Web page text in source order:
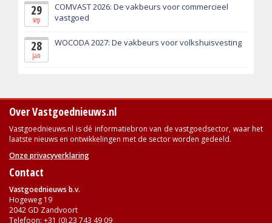
29
sep
COMVAST 2026: De vakbeurs voor commercieel
vastgoed
28
jan
WOCODA 2027: De vakbeurs voor volkshuisvesting
Over Vastgoednieuws.nl
Vastgoednieuws.nl is dé informatiebron van de vastgoedsector, waar het
laatste nieuws en ontwikkelingen met de sector worden gedeeld.
Onze privacyverklaring
Contact
Vastgoednieuws b.v.
Hogeweg 19
2042 GD Zandvoort
Telefoon: +31 (0) 23 743 49 09